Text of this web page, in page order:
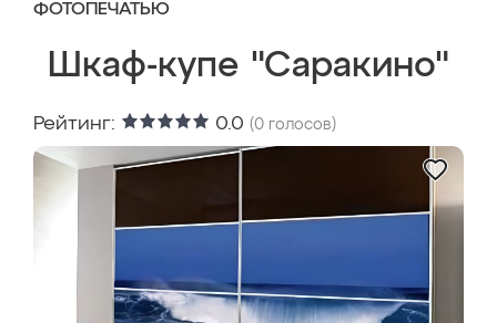
ФОТОПЕЧАТЬЮ
Шкаф-купе "Саракино"
Рейтинг: 0.0 (0 голосов)